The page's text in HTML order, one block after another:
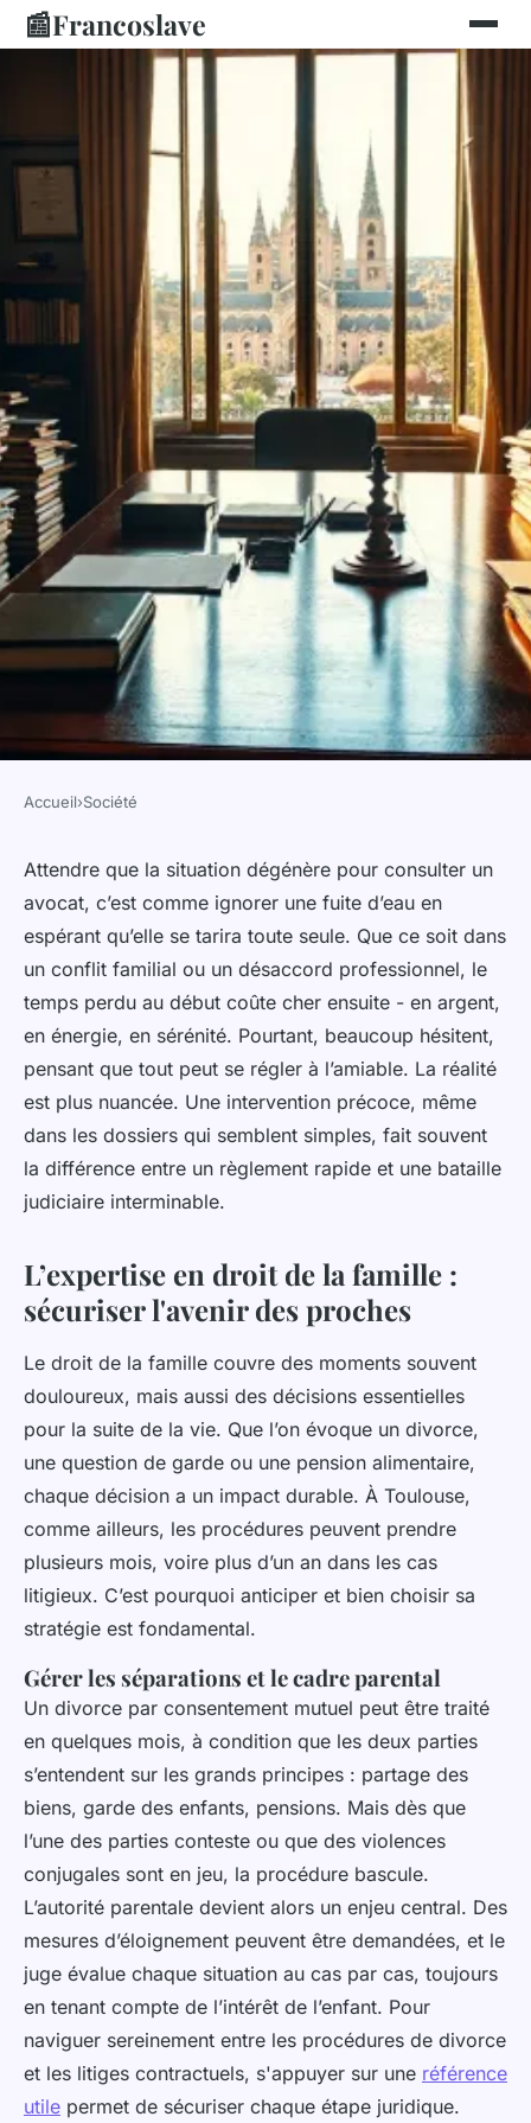
📰Francoslave
Les compétences d’un avocat à
Toulouse pour vos droits
familiaux et professionnels
Orion•12/05/2026 20:54 •9 min de lecture
Accueil›Société
Attendre que la situation dégénère pour consulter un
avocat, c’est comme ignorer une fuite d’eau en
espérant qu’elle se tarira toute seule. Que ce soit dans
un conflit familial ou un désaccord professionnel, le
temps perdu au début coûte cher ensuite - en argent,
en énergie, en sérénité. Pourtant, beaucoup hésitent,
pensant que tout peut se régler à l’amiable. La réalité
est plus nuancée. Une intervention précoce, même
dans les dossiers qui semblent simples, fait souvent
la différence entre un règlement rapide et une bataille
judiciaire interminable.
L’expertise en droit de la famille :
sécuriser l'avenir des proches
Le droit de la famille couvre des moments souvent
douloureux, mais aussi des décisions essentielles
pour la suite de la vie. Que l’on évoque un divorce,
une question de garde ou une pension alimentaire,
chaque décision a un impact durable. À Toulouse,
comme ailleurs, les procédures peuvent prendre
plusieurs mois, voire plus d’un an dans les cas
litigieux. C’est pourquoi anticiper et bien choisir sa
stratégie est fondamental.
Gérer les séparations et le cadre parental
Un divorce par consentement mutuel peut être traité
en quelques mois, à condition que les deux parties
s’entendent sur les grands principes : partage des
biens, garde des enfants, pensions. Mais dès que
l’une des parties conteste ou que des violences
conjugales sont en jeu, la procédure bascule.
L’autorité parentale devient alors un enjeu central. Des
mesures d’éloignement peuvent être demandées, et le
juge évalue chaque situation au cas par cas, toujours
en tenant compte de l’intérêt de l’enfant. Pour
naviguer sereinement entre les procédures de divorce
et les litiges contractuels, s'appuyer sur une référence
utile permet de sécuriser chaque étape juridique.